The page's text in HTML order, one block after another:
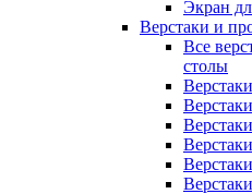
Экран
Верстаки и
Все
столы